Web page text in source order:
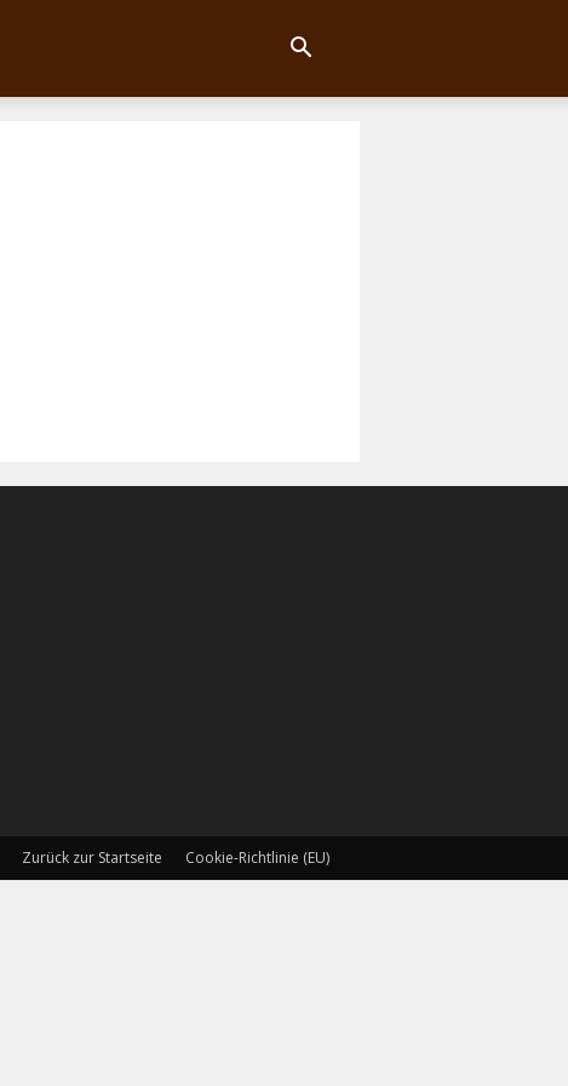
Zurück zur Startseite Cookie-Richtlinie (EU)